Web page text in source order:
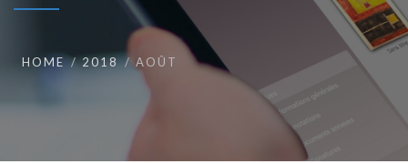
HOME 2018 AOÛT